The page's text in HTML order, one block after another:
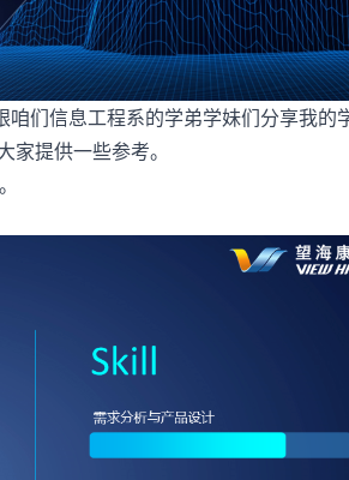
们信息工程系的学弟学妹们分享我的
提供一些参考。